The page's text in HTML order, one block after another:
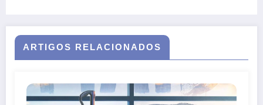
ARTIGOS RELACIONADOS